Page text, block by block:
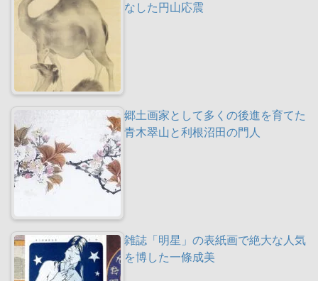
なした円山応震
郷土画家として多くの後進を育てた
青木翠山と利根沼田の門人
雑誌「明星」の表紙画で絶大な人気
を博した一條成美